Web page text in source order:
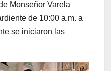
Monseñor Varela
de 10:00 a.m. a
se iniciaron las